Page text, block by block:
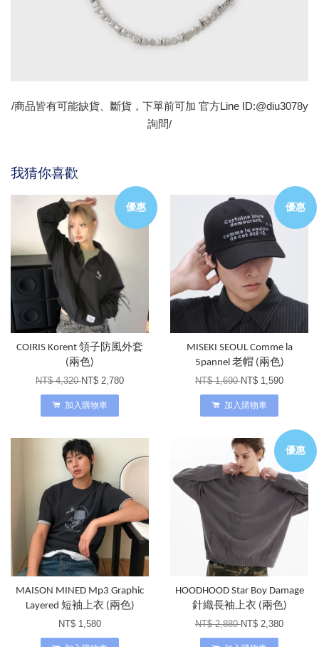
/商品皆有可能缺貨、斷貨，下單前可加 官方Line ID:@diu3078y
詢問/
我猜你喜歡
優惠
COIRIS Korent 領子防風外套
(兩色)
NT$ 4,320NT$ 2,780
加入購物車
優惠
MISEKI SEOUL Comme la
5pannel 老帽 (兩色)
NT$ 1,690NT$ 1,590
加入購物車
MAISON MINED Mp3 Graphic
Layered 短袖上衣 (兩色)
NT$ 1,580
優惠
HOODHOOD Star Boy Damage
針織長袖上衣 (兩色)
NT$ 2,880NT$ 2,380